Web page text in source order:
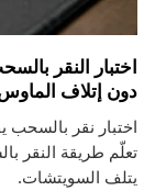
دون إتلاف
تعلّم طريقة النقر
يتلف السويتشات.